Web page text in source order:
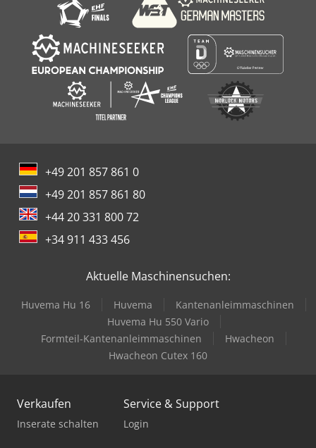
+49 201 857 861 0
+49 201 857 861 80
+44 20 331 800 72
+34 911 433 456
Aktuelle Maschinensuchen:
Huvema Hu 16 Huvema
Kantenanleimmaschinen
Huvema Hu 550 Vario
Formteil-Kantenanleimmaschinen
Hwacheon
Hwacheon Cutex 160
Verkaufen
Inserate schalten
Service & Support
Login